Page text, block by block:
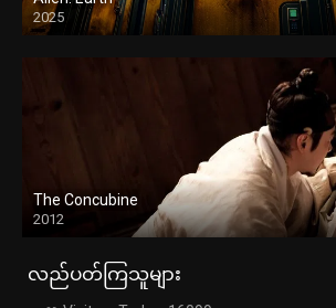
2025
The Concubine
2012
လည်ပတ်ကြသူများ